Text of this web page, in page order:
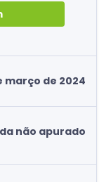
março de 2024
não apurado